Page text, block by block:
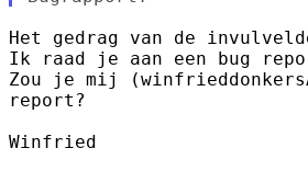
Het gedrag van de
Ik raad je aan een bug
Zou je mij
report?
Winfried